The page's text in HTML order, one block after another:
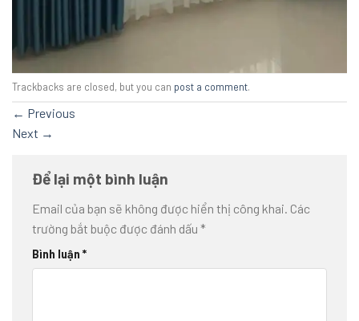
Trackbacks are closed, but you can post a comment.
← Previous
Next →
Để lại một bình luận
Email của bạn sẽ không được hiển thị công khai. Các
trường bắt buộc được đánh dấu *
Bình luận *